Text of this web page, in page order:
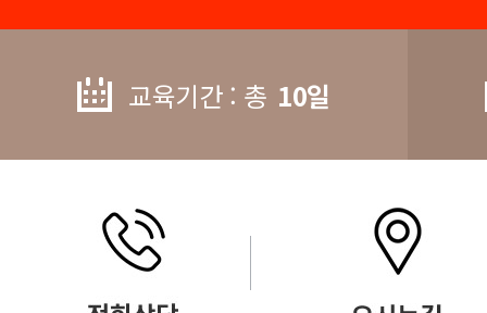
교육기간 : 총 10일